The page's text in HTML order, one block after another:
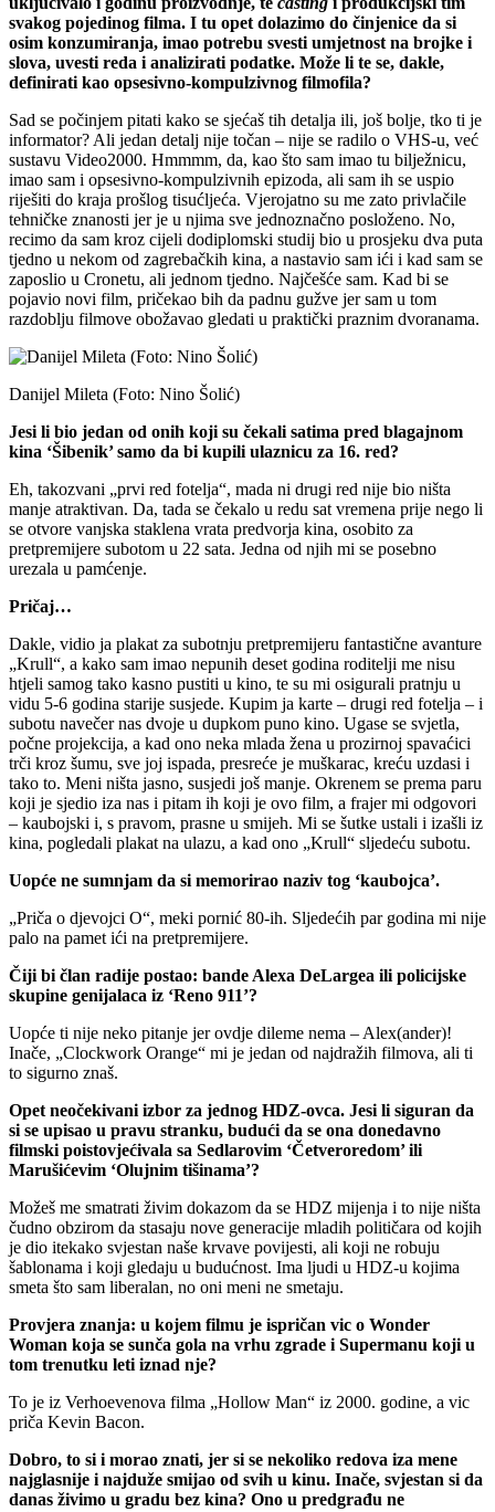
svakog pojedinog filma. I tu opet dolazimo do činjenice da si
osim konzumiranja, imao potrebu svesti umjetnost na brojke i
slova, uvesti reda i analizirati podatke. Može li te se, dakle,
definirati kao opsesivno-kompulzivnog filmofila?
Sad se počinjem pitati kako se sjećaš tih detalja ili, još bolje, tko ti je
informator? Ali jedan detalj nije točan – nije se radilo o VHS-u, već
sustavu Video2000. Hmmmm, da, kao što sam imao tu bilježnicu,
imao sam i opsesivno-kompulzivnih epizoda, ali sam ih se uspio
riješiti do kraja prošlog tisućljeća. Vjerojatno su me zato privlačile
tehničke znanosti jer je u njima sve jednoznačno posloženo. No,
recimo da sam kroz cijeli dodiplomski studij bio u prosjeku dva puta
tjedno u nekom od zagrebačkih kina, a nastavio sam ići i kad sam se
zaposlio u Cronetu, ali jednom tjedno. Najčešće sam. Kad bi se
pojavio novi film, pričekao bih da padnu gužve jer sam u tom
razdoblju filmove obožavao gledati u praktički praznim dvoranama.
Danijel Mileta (Foto: Nino Šolić)
Jesi li bio jedan od onih koji su čekali satima pred blagajnom
kina ‘Šibenik’ samo da bi kupili ulaznicu za 16. red?
Eh, takozvani „prvi red fotelja“, mada ni drugi red nije bio ništa
manje atraktivan. Da, tada se čekalo u redu sat vremena prije nego li
se otvore vanjska staklena vrata predvorja kina, osobito za
pretpremijere subotom u 22 sata. Jedna od njih mi se posebno
urezala u pamćenje.
Pričaj…
Dakle, vidio ja plakat za subotnju pretpremijeru fantastične avanture
„Krull“, a kako sam imao nepunih deset godina roditelji me nisu
htjeli samog tako kasno pustiti u kino, te su mi osigurali pratnju u
vidu 5-6 godina starije susjede. Kupim ja karte – drugi red fotelja – i
subotu navečer nas dvoje u dupkom puno kino. Ugase se svjetla,
počne projekcija, a kad ono neka mlada žena u prozirnoj spavaćici
trči kroz šumu, sve joj ispada, presreće je muškarac, kreću uzdasi i
tako to. Meni ništa jasno, susjedi još manje. Okrenem se prema paru
koji je sjedio iza nas i pitam ih koji je ovo film, a frajer mi odgovori
– kaubojski i, s pravom, prasne u smijeh. Mi se šutke ustali i izašli iz
kina, pogledali plakat na ulazu, a kad ono „Krull“ sljedeću subotu.
Uopće ne sumnjam da si memorirao naziv tog ‘kaubojca’.
„Priča o djevojci O“, meki pornić 80-ih. Sljedećih par godina mi nije
palo na pamet ići na pretpremijere.
Čiji bi član radije postao: bande Alexa DeLargea ili policijske
skupine genijalaca iz ‘Reno 911’?
Uopće ti nije neko pitanje jer ovdje dileme nema – Alex(ander)!
Inače, „Clockwork Orange“ mi je jedan od najdražih filmova, ali ti
to sigurno znaš.
Opet neočekivani izbor za jednog HDZ-ovca. Jesi li siguran da
si se upisao u pravu stranku, budući da se ona donedavno
filmski poistovjećivala sa Sedlarovim ‘Četveroredom’ ili
Marušićevim ‘Olujnim tišinama’?
Možeš me smatrati živim dokazom da se HDZ mijenja i to nije ništa
čudno obzirom da stasaju nove generacije mladih političara od kojih
je dio itekako svjestan naše krvave povijesti, ali koji ne robuju
šablonama i koji gledaju u budućnost. Ima ljudi u HDZ-u kojima
smeta što sam liberalan, no oni meni ne smetaju.
Provjera znanja: u kojem filmu je ispričan vic o Wonder
Woman koja se sunča gola na vrhu zgrade i Supermanu koji u
tom trenutku leti iznad nje?
To je iz Verhoevenova filma „Hollow Man“ iz 2000. godine, a vic
priča Kevin Bacon.
Dobro, to si i morao znati, jer si se nekoliko redova iza mene
najglasnije i najduže smijao od svih u kinu. Inače, svjestan si da
danas živimo u gradu bez kina? Ono u predgrađu ne